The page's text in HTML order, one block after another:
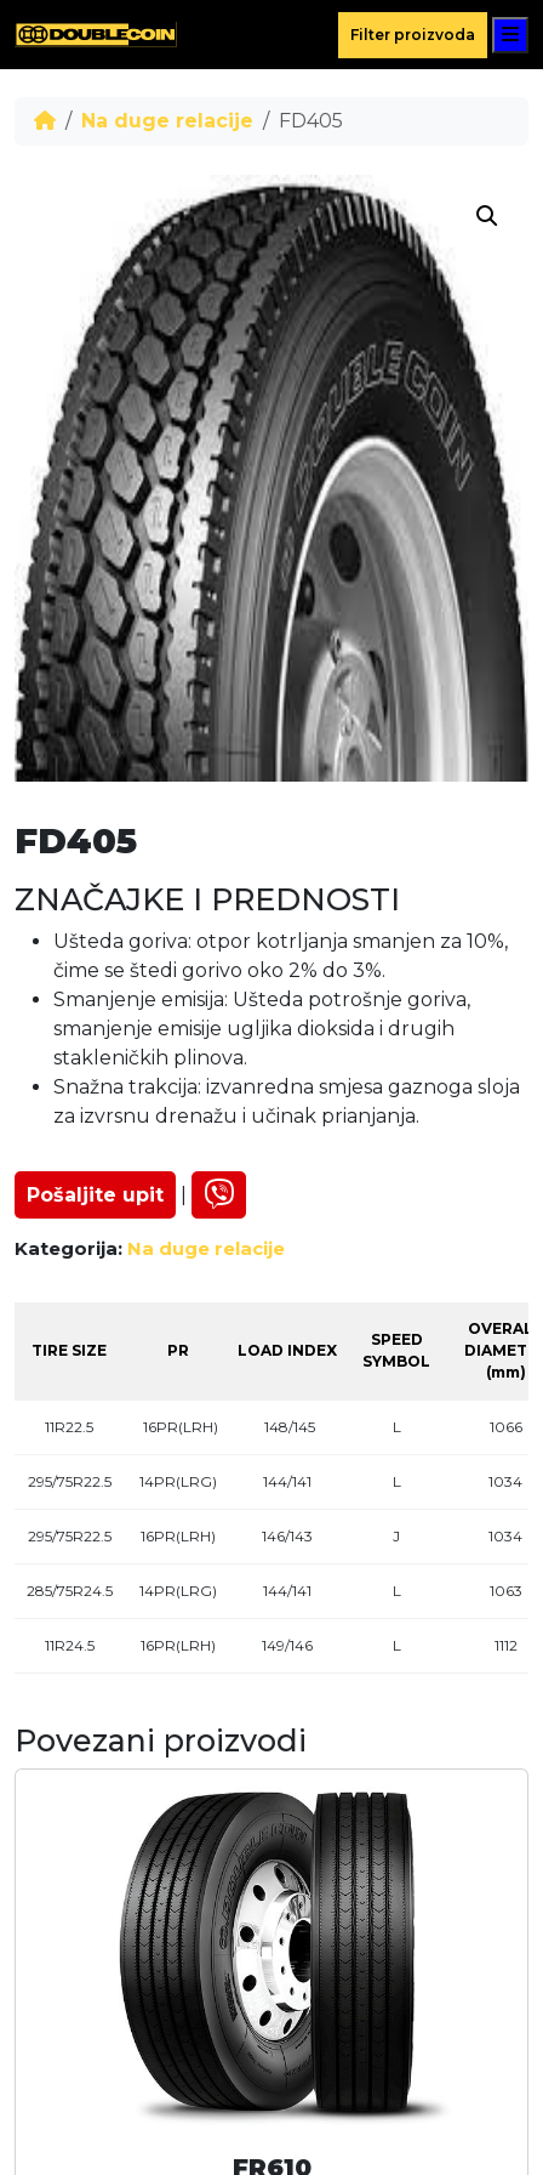
Filter proizvoda
Na duge relacije FD405
FD405
ZNAČAJKE I PREDNOSTI
Ušteda goriva: otpor kotrljanja smanjen za 10%,
čime se štedi gorivo oko 2% do 3%.
Smanjenje emisija: Ušteda potrošnje goriva,
smanjenje emisije ugljika dioksida i drugih
stakleničkih plinova.
Snažna trakcija: izvanredna smjesa gaznoga sloja
za izvrsnu drenažu i učinak prianjanja.
Pošaljite upit
Kategorija: Na duge relacije
TIRE SIZE PR LOAD INDEX
SPEED
SYMBOL
OVERALL
(mm)
11R22.5 16PR(LRH) 148/145 L 1066
295/75R22.5 14PR(LRG) 144/141 L 1034
295/75R22.5 16PR(LRH) 146/143 J 1034
285/75R24.5 14PR(LRG) 144/141 L 1063
11R24.5 16PR(LRH) 149/146 L 1112
Povezani proizvodi
FR610